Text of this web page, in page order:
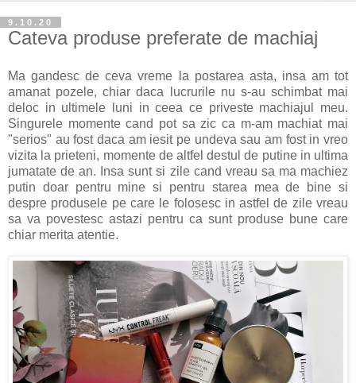
9.10.20
Cateva produse preferate de machiaj
Ma gandesc de ceva vreme la postarea asta, insa am tot
amanat pozele, chiar daca lucrurile nu s-au schimbat mai
deloc in ultimele luni in ceea ce priveste machiajul meu.
Singurele momente cand pot sa zic ca m-am machiat mai
"serios" au fost daca am iesit pe undeva sau am fost in vreo
vizita la prieteni, momente de altfel destul de putine in ultima
jumatate de an. Insa sunt si zile cand vreau sa ma machiez
putin doar pentru mine si pentru starea mea de bine si
despre produsele pe care le folosesc in astfel de zile vreau
sa va povestesc astazi pentru ca sunt produse bune care
chiar merita atentie.